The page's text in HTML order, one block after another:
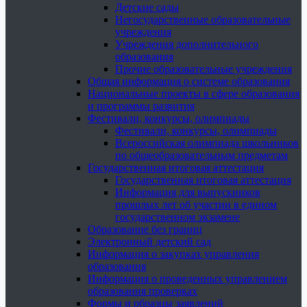
Детские сады
Негосударственные образовательные
учреждения
Учреждения дополнительного
образования
Прочие образовательные учреждения
Общая информация о системе образования
Национальные проекты в сфере образования
и программы развития
Фестивали, конкурсы, олимпиады
Фестивали, конкурсы, олимпиады
Всероссийская олимпиада школьников
по общеобразовательным предметам
Государственная итоговая аттестация
Государственная итоговая аттестация
Информация для выпускников
прошлых лет об участии в едином
государственном экзамене
Образование без границ
Электронный детский сад
Информация о закупках управления
образования
Информация о проведенных управлением
образования проверках
Формы и образцы заявлений